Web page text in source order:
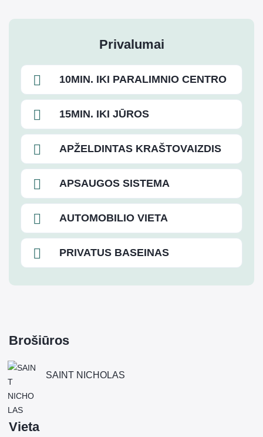
Privalumai
10MIN. IKI PARALIMNIO CENTRO
15MIN. IKI JŪROS
APŽELDINTAS KRAŠTOVAIZDIS
APSAUGOS SISTEMA
AUTOMOBILIO VIETA
PRIVATUS BASEINAS
Brošiūros
SAINT NICHOLAS
Vieta